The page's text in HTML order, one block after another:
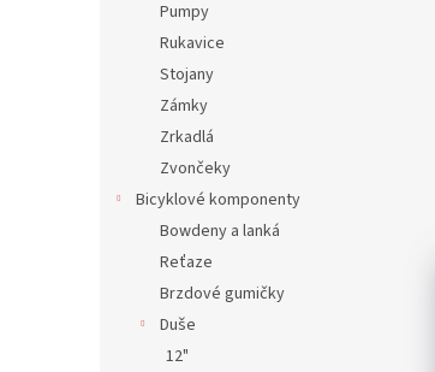
Pumpy
Rukavice
Stojany
Zámky
Zrkadlá
Zvončeky
Bicyklové komponenty
Bowdeny a lanká
Reťaze
Brzdové gumičky
Duše
12"